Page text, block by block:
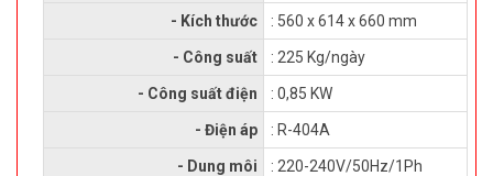
- Kích thước : 560 x 614 x 660 mm
- Công suất : 225 Kg/ngày
- Công suất điện : 0,85 KW
- Điện áp : R-404A
- Dung môi : 220-240V/50Hz/1Ph